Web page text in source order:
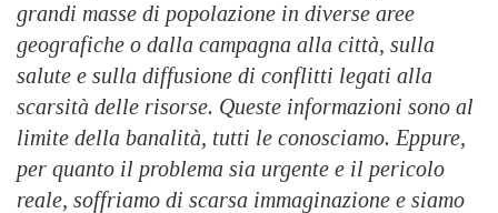
grandi masse di popolazione in diverse aree
geografiche o dalla campagna alla città, sulla
salute e sulla diffusione di conflitti legati alla
scarsità delle risorse. Queste informazioni sono al
limite della banalità, tutti le conosciamo. Eppure,
per quanto il problema sia urgente e il pericolo
reale, soffriamo di scarsa immaginazione e siamo